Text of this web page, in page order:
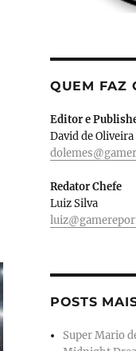
QUEM FAZ
Editor e
David de Oliveira
Redator Chefe
Luiz Silva
POSTS
Super Mario